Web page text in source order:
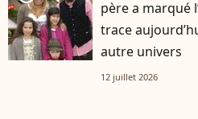
père a marqué
trace
autre univers
12 juillet 2026